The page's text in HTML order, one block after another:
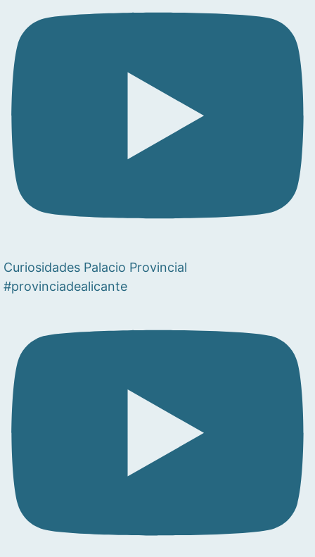
Curiosidades Palacio Provincial
#provinciadealicante